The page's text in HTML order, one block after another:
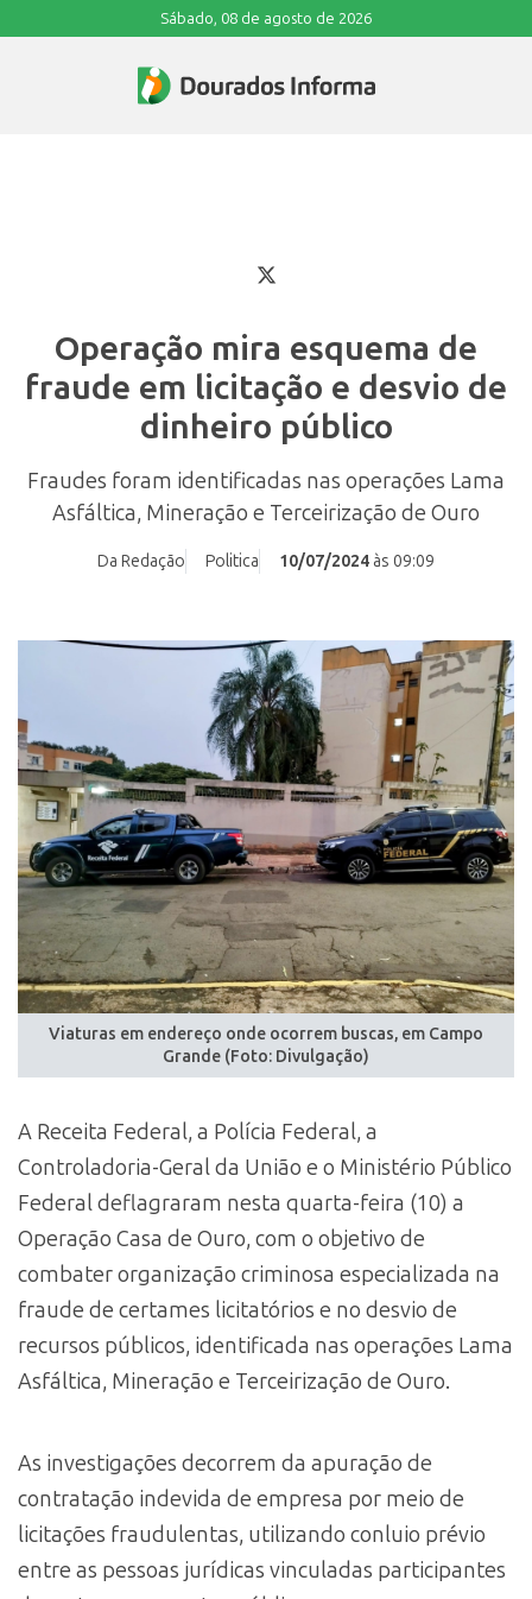
Sábado, 08 de agosto de 2026
Operação mira esquema de
fraude em licitação e desvio de
dinheiro público
Fraudes foram identificadas nas operações Lama
Asfáltica, Mineração e Terceirização de Ouro
Da Redação Politica 10/07/2024 às 09:09
Viaturas em endereço onde ocorrem buscas, em Campo
Grande (Foto: Divulgação)
A Receita Federal, a Polícia Federal, a
Controladoria-Geral da União e o Ministério Público
Federal deflagraram nesta quarta-feira (10) a
Operação Casa de Ouro, com o objetivo de
combater organização criminosa especializada na
fraude de certames licitatórios e no desvio de
recursos públicos, identificada nas operações Lama
Asfáltica, Mineração e Terceirização de Ouro.
As investigações decorrem da apuração de
contratação indevida de empresa por meio de
licitações fraudulentas, utilizando conluio prévio
entre as pessoas jurídicas vinculadas participantes